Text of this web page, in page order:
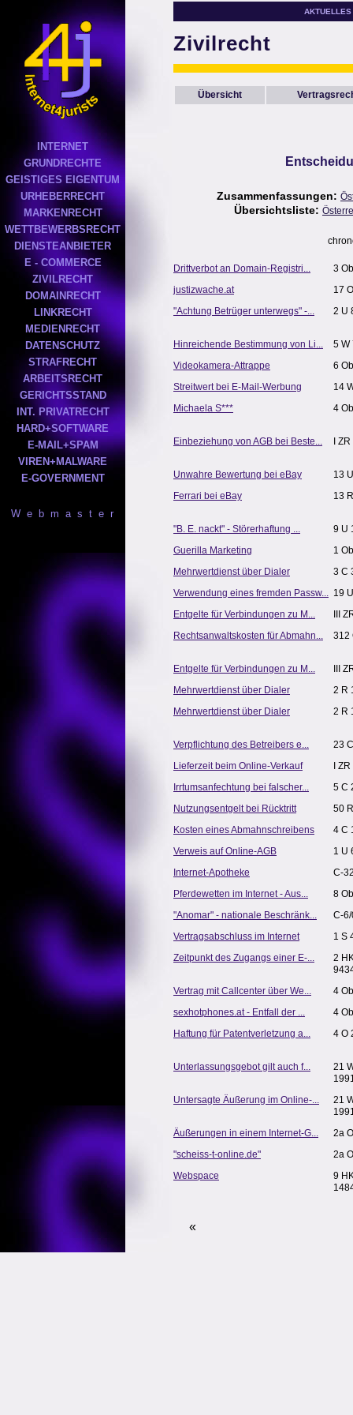
INTERNET
GRUNDRECHTE
GEISTIGES EIGENTUM
URHEBERRECHT
MARKENRECHT
WETTBEWERBSRECHT
DIENSTEANBIETER
E - COMMERCE
ZIVILRECHT
DOMAINRECHT
LINKRECHT
MEDIENRECHT
DATENSCHUTZ
STRAFRECHT
ARBEITSRECHT
GERICHTSSTAND
INT. PRIVATRECHT
HARD+SOFTWARE
E-MAIL+SPAM
VIREN+MALWARE
E-GOVERNMENT
W e b m a s t e r
AKTUELLES
Zivilrecht
Übersicht
Zusammenfassungen:
Übersichtsliste:
Drittverbot an Domain-Registri...
3
justizwache.at
17
"Achtung Betrüger unterwegs" -...
2 U
Hinreichende Bestimmung von Li...
5 W
Videokamera-Attrappe
6
Streitwert bei E-Mail-Werbung
14
Michaela S***
4
Einbeziehung von AGB bei Beste... I
Unwahre Bewertung bei eBay
13
Ferrari bei eBay
13
"B. E. nackt" - Störerhaftung ...
9 U
Guerilla Marketing
1
Mehrwertdienst über Dialer
3 C
Verwendung eines fremden Passw... 19
Entgelte für Verbindungen zu M...
III
Rechtsanwaltskosten für Abmahn...
312
Entgelte für Verbindungen zu M...
III
Mehrwertdienst über Dialer
2 R
Mehrwertdienst über Dialer
2 R
Verpflichtung des Betreibers e...
23
Lieferzeit beim Online-Verkauf
I
Irrtumsanfechtung bei falscher...
5 C
Nutzungsentgelt bei Rücktritt
50
Kosten eines Abmahnschreibens
4 C
Verweis auf Online-AGB
1 U
Internet-Apotheke
C-
Pferdewetten im Internet - Aus...
8
"Anomar" - nationale Beschränk...
C-
Vertragsabschluss im Internet
1 S
Zeitpunkt des Zugangs einer E-...
2
Vertrag mit Callcenter über We...
4
sexhotphones.at - Entfall der ...
4
Haftung für Patentverletzung a...
4 O
Unterlassungsgebot gilt auch f...
21
Untersagte Äußerung im Online-...
21
Äußerungen in einem Internet-G...
2a
"scheiss-t-online.de"
2a
Webspace
9
«